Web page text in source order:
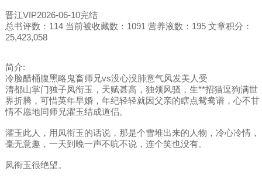
晋江VIP2026-06-10完结
总书评数：114 当前被收藏数：1091 营养液数：195 文章积分：
25,423,058
简介:
冷脸醋桶腹黑略鬼畜师兄vs没心没肺意气风发美人受
清都山掌门独子凤衔玉，天赋甚高，独领风骚，生**招猫逗狗满世
界折腾，可惜英年早婚，年纪轻轻就因父亲的瞎点鸳鸯谱，心不甘
情不愿地同师兄濯玉结成道侣。
濯玉此人，用凤衔玉的话说，那是个雪堆出来的人物，冷心冷情，
毫无意趣，一天到晚一声不吭不说，连个笑也没有。
凤衔玉很绝望。